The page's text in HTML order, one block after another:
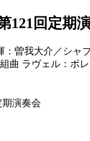
121回定期
：曽我大介／シ
曲 ラヴェル：ボ